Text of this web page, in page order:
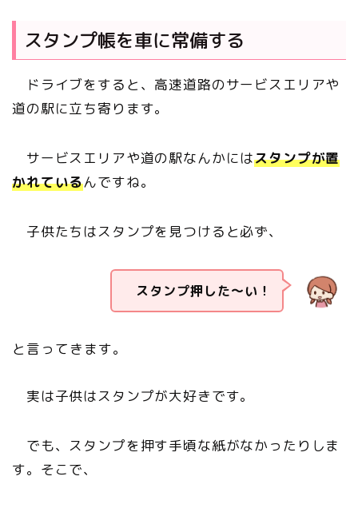
スタンプ帳を車に常備する
ドライブをすると、高速道路のサービスエリアや
道の駅に立ち寄ります。
サービスエリアや道の駅なんかにはスタンプが置
かれているんですね。
子供たちはスタンプを見つけると必ず、
スタンプ押した～い！
と言ってきます。
実は子供はスタンプが大好きです。
でも、スタンプを押す手頃な紙がなかったりしま
す。そこで、